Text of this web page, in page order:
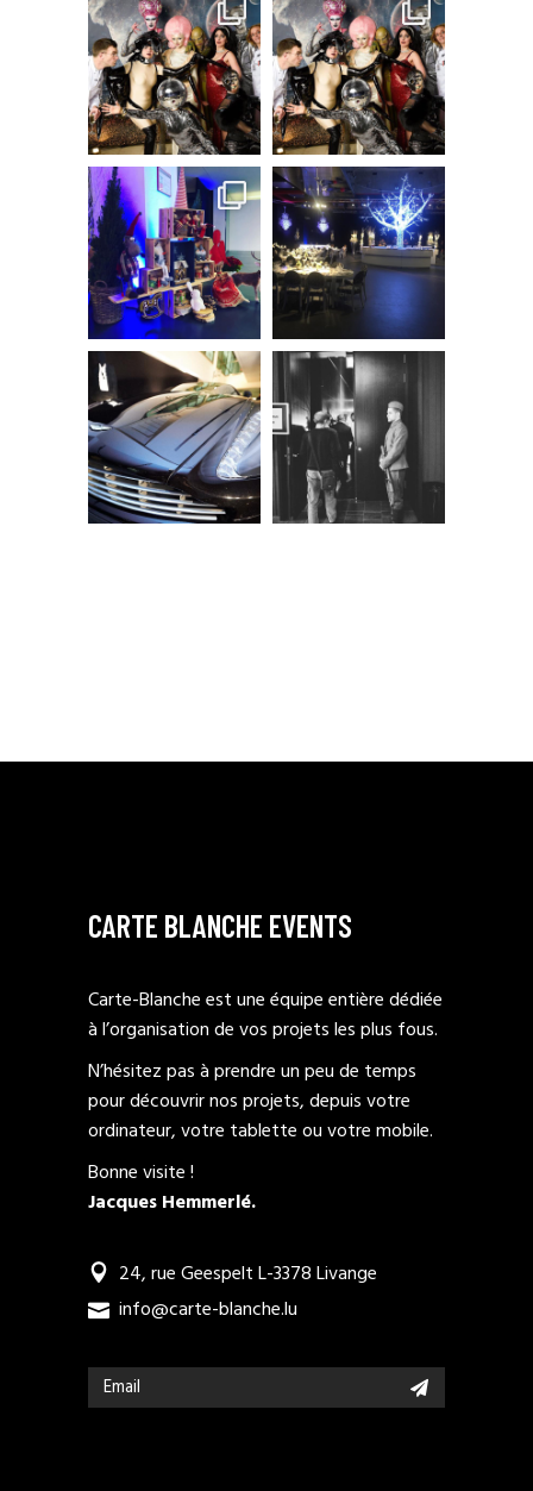
CARTE BLANCHE EVENTS
Carte-Blanche est une équipe entière dédiée
à l’organisation de vos projets les plus fous.
N’hésitez pas à prendre un peu de temps
pour découvrir nos projets, depuis votre
ordinateur, votre tablette ou votre mobile.
Bonne visite !
Jacques Hemmerlé.
24, rue Geespelt L-3378 Livange
info@carte-blanche.lu